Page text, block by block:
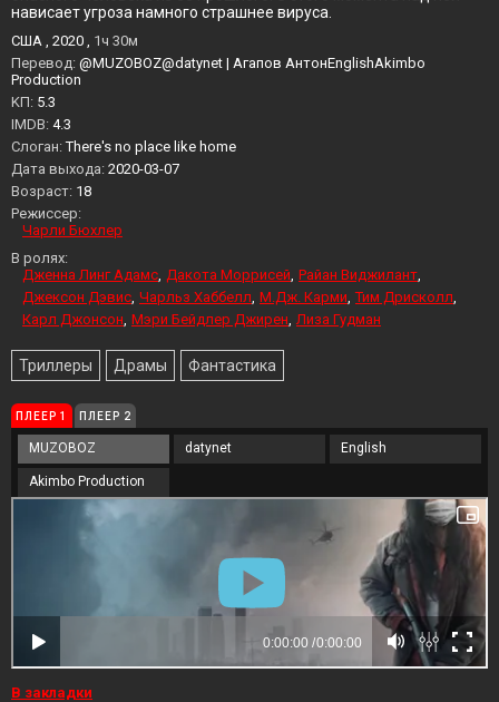
нависает угроза намного страшнее вируса.
США , 2020 , 1ч 30м
Перевод: @MUZOBOZ@datynet | Агапов АнтонEnglishAkimbo
Production
KП: 5.3
IMDB: 4.3
Слоган:There's no place like home
Дата выхода: 2020-03-07
Возраст: 18
Режиссер:
Чарли Бюхлер
В ролях:
Дженна Линг Адамс Дакота Моррисей Райан Виджилант
Джексон Дэвис Чарльз Хаббелл М.Дж. Карми Тим Дрисколл
Карл Джонсон Мэри Бейдлер Джирен Лиза Гудман
Триллеры Драмы Фантастика
ПЛЕЕР 1 ПЛЕЕР 2
MUZOBOZ datynet English
Akimbo Production
В закладки